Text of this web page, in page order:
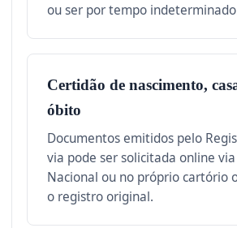
ou ser por tempo
Certidão de nascimento,
óbito
Documentos emitidos pelo
via pode ser solicitada online via
Nacional ou no próprio cartório
o registro original.